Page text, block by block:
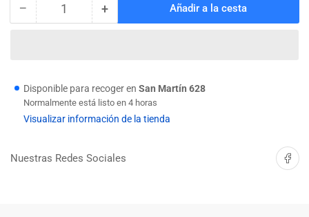
− Reducir
AMARILLO
UYUSTOOLS
Cantidad +Aumentar
AMARILLO
UYUSTOOLS
Añadir a la cesta
Disponible para recoger en San Martín 628
Normalmente está listo en 4 horas
Visualizar información de la tienda
Nuestras Redes Sociales Compartir